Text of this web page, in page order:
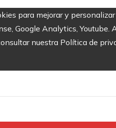
para mejorar y
Google Analytics,
nuestra Política de